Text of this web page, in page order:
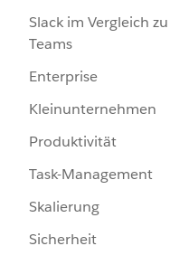
Slack im Vergleich zu
Teams
Enterprise
Kleinunternehmen
Produktivität
Task-Management
Skalierung
Sicherheit